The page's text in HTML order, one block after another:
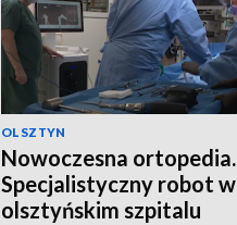
OLSZTYN
Nowoczesna ortopedia.
Specjalistyczny robot w
olsztyńskim szpitalu